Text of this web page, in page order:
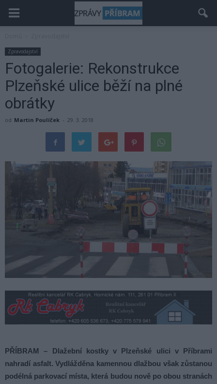
Zpravodajství
Fotogalerie: Rekonstrukce
Plzeňské ulice běží na plné
obrátky
od Martin Poulíček - 29. 3. 2018
PŘÍBRAM – Dlažební kostky v Plzeňské ulici v Příbrami
nahradí asfalt. Vydlážděna kamennou dlažbou však zůstanou
podélná parkovací místa, která budou nově po obou stranách